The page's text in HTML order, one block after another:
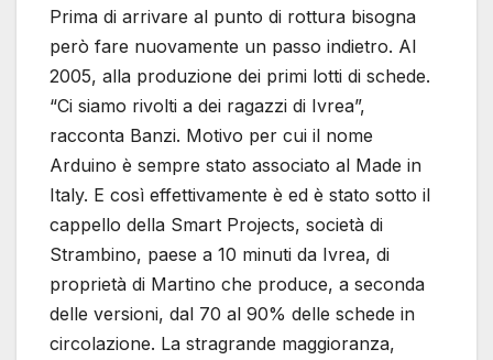
Prima di arrivare al punto di rottura bisogna
però fare nuovamente un passo indietro. Al
2005, alla produzione dei primi lotti di schede.
“Ci siamo rivolti a dei ragazzi di Ivrea”,
racconta Banzi. Motivo per cui il nome
Arduino è sempre stato associato al Made in
Italy. E così effettivamente è ed è stato sotto il
cappello della Smart Projects, società di
Strambino, paese a 10 minuti da Ivrea, di
proprietà di Martino che produce, a seconda
delle versioni, dal 70 al 90% delle schede in
circolazione. La stragrande maggioranza,